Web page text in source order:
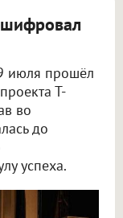
июля прошёл
Т-
во
до
успеха.